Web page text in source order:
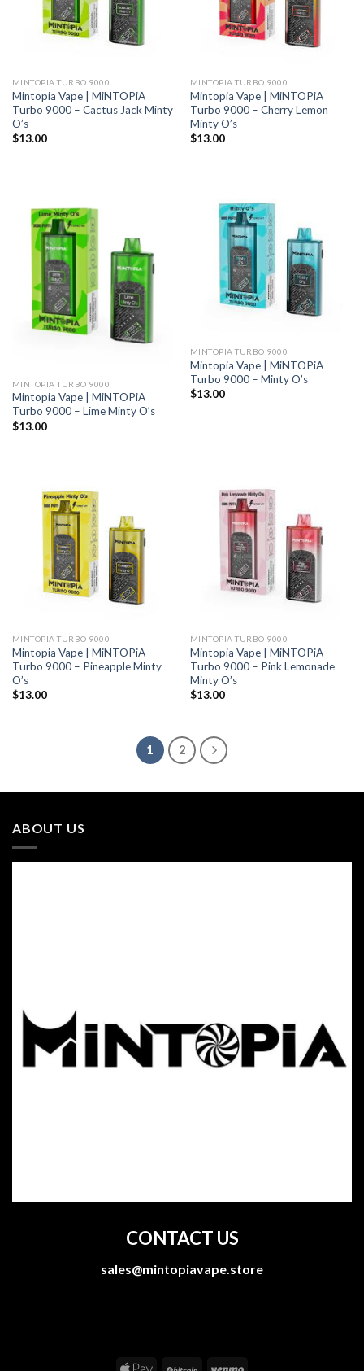
MINTOPIA TURBO 9000
Mintopia Vape | MiNTOPiA
Turbo 9000 – Cactus Jack Minty
O’s
$13.00
MINTOPIA TURBO 9000
Mintopia Vape | MiNTOPiA
Turbo 9000 – Cherry Lemon
Minty O’s
$13.00
MINTOPIA TURBO 9000
Mintopia Vape | MiNTOPiA
Turbo 9000 – Lime Minty O’s
$13.00
MINTOPIA TURBO 9000
Mintopia Vape | MiNTOPiA
Turbo 9000 – Minty O’s
$13.00
MINTOPIA TURBO 9000
Mintopia Vape | MiNTOPiA
Turbo 9000 – Pineapple Minty
O’s
$13.00
MINTOPIA TURBO 9000
Mintopia Vape | MiNTOPiA
Turbo 9000 – Pink Lemonade
Minty O’s
$13.00
1 2
ABOUT US
CONTACT US
sales@mintopiavape.store